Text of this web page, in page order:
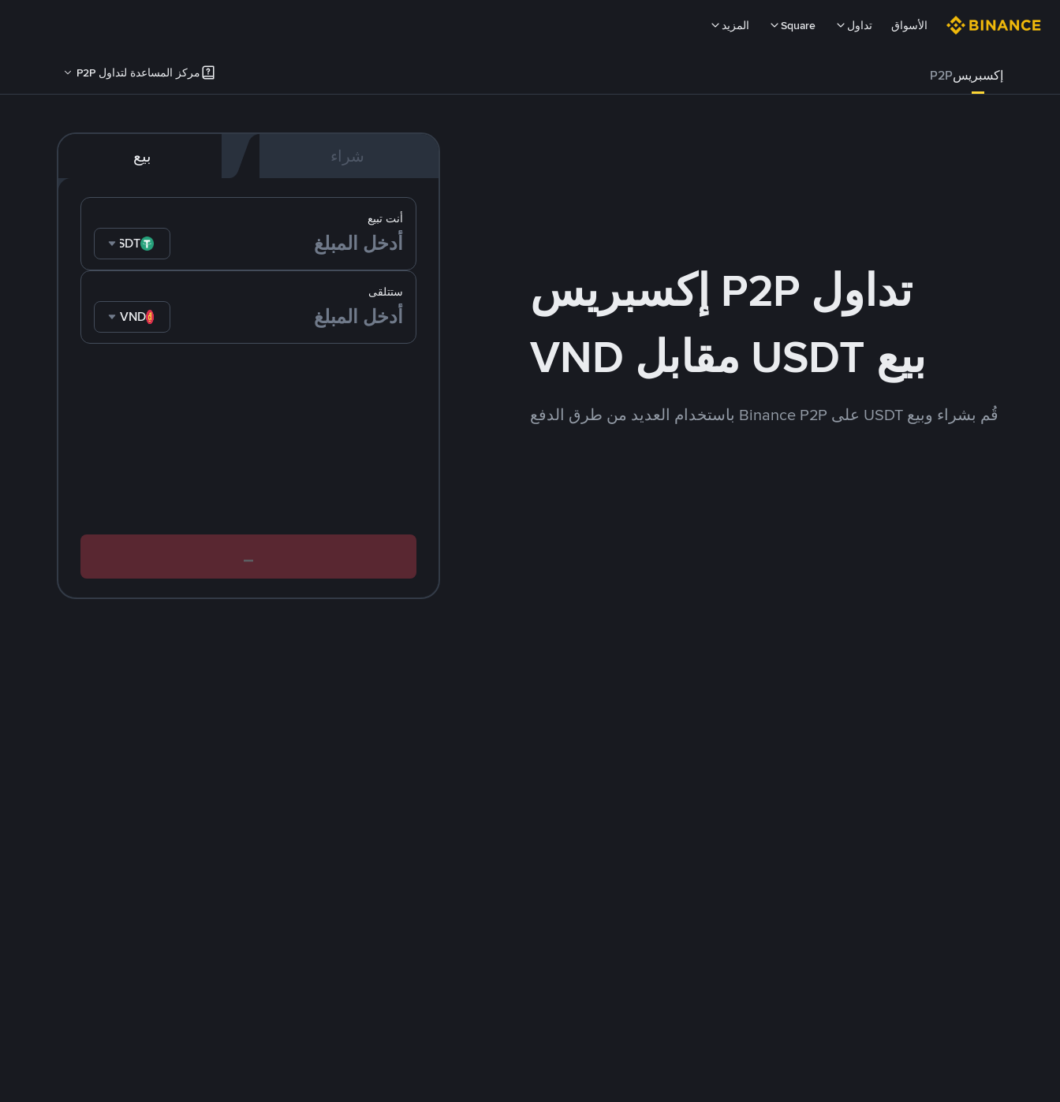
الأسواق تداول Square المزيد
إكسبريسP2P مركز المساعدة لتداول P2P
تداول P2P إكسبريس
بيع USDT مقابل VND
قُم بشراء وبيع USDT على Binance P2P باستخدام العديد من طرق الدفع
شراء بيع
ستتلقى
VND
أنت تبيع
USDT